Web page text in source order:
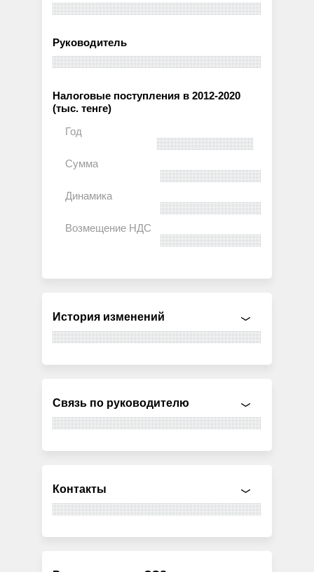
Руководитель
Налоговые поступления в 2012-2020
(тыс. тенге)
История изменений
Связь по руководителю
Контакты